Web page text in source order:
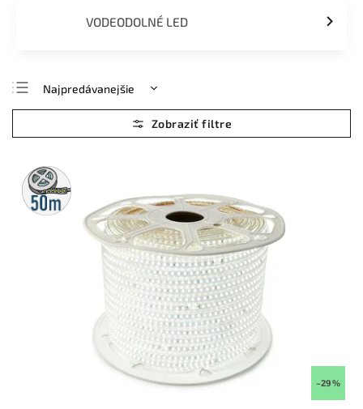
VODEODOLNÉ LED
Najpredávanejšie
Najlacnejšie
Najdrahšie
Abecedne
50m
rolka
–29 %